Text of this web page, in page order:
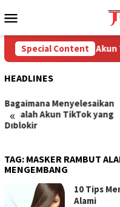
to
Menu
Special Content
Cara Mengatasi
HEADLINES
«
Bagaimana Menyelesaikan
Masalah Akun TikTok yang
Diblokir
TAG: MASKER RAMBUT
MENGEMBANG
10 Tips
Alami